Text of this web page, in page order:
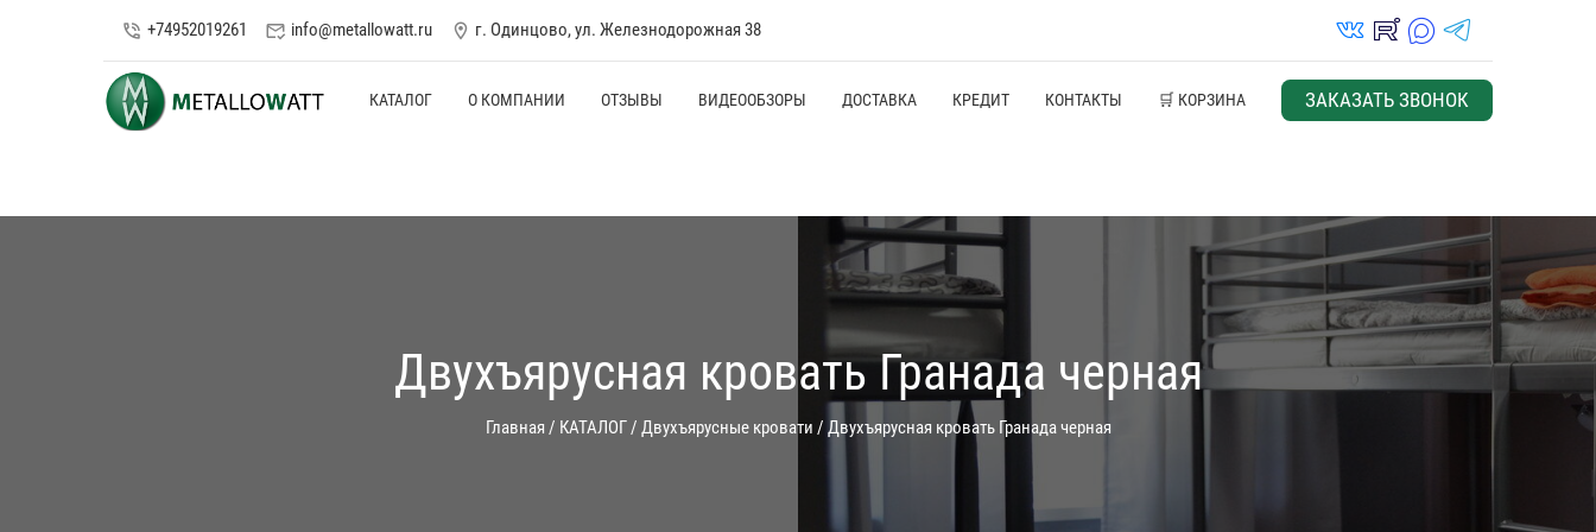
phone_in_talk +74952019261 mark_email_read info@metallowatt.ru location_on г. Одинцово, ул. Железнодорожная 38 vk_in rutube_in max_s telegrams_in
КАТАЛОГ О КОМПАНИИ ОТЗЫВЫ ВИДЕООБЗОРЫ ДОСТАВКА КРЕДИТ КОНТАКТЫ 🛒 КОРЗИНА ЗАКАЗАТЬ ЗВОНОК
Двухъярусная кровать Гранада черная
Главная / КАТАЛОГ/ Двухъярусные кровати / Двухъярусная кровать Гранада черная